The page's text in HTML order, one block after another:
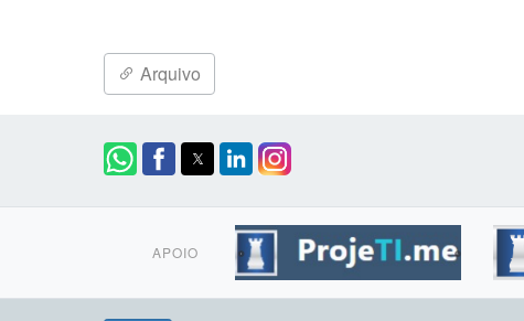
Arquivo
APOIO